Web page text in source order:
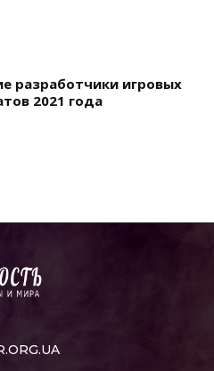
разработчики игровых
2021 года